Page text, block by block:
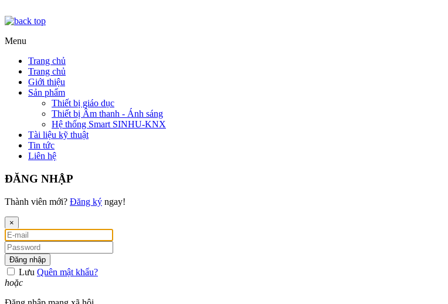
Menu
Trang chủ
Trang chủ
Giới thiệu
Sản phẩm
Thiết bị giáo dục
Thiết bị Âm thanh - Ánh sáng
Hệ thống Smart SINHU-KNX
Tài liệu kỹ thuật
Tin tức
Liên hệ
ĐĂNG NHẬP
Thành viên mới? Đăng ký ngay!
×
Đăng nhập
Lưu Quên mật khẩu?
hoặc